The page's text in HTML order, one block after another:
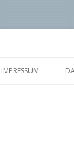
IMPRESSUM